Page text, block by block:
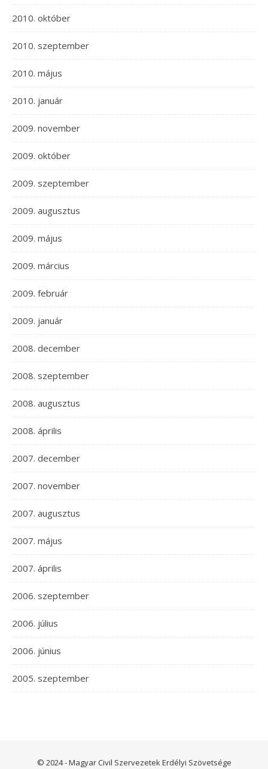
2010. október
2010. szeptember
2010. május
2010. január
2009. november
2009. október
2009. szeptember
2009. augusztus
2009. május
2009. március
2009. február
2009. január
2008. december
2008. szeptember
2008. augusztus
2008. április
2007. december
2007. november
2007. augusztus
2007. május
2007. április
2006. szeptember
2006. július
2006. június
2005. szeptember
© 2024 - Magyar Civil Szervezetek Erdélyi Szövetsége